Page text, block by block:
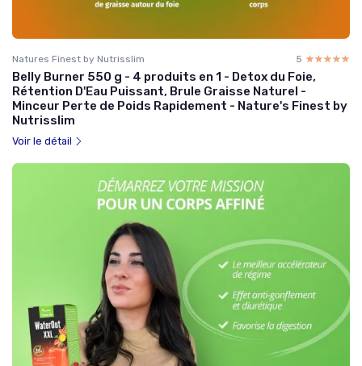
Natures Finest by Nutrisslim 5 ☆☆☆☆☆
★★★★★
Belly Burner 550 g - 4 produits en 1 - Detox du Foie,
Rétention D'Eau Puissant, Brule Graisse Naturel -
Minceur Perte de Poids Rapidement - Nature's Finest by
Nutrisslim
Voir le détail